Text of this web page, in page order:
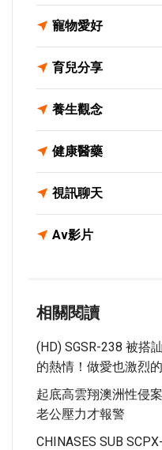
寵物愛好
育兒分享
養生觀念
健康醫藥
視訊聊天
Av影片
相關閱讀
(HD) SGSR-238 被搭
的熱情！做愛也激烈
起底高雲翔澳洲性侵
老公壓力才報警
CHINASES SUB